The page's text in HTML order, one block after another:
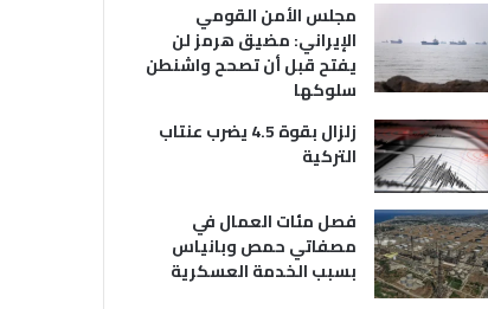
مجلس الأمن القومي
الإيراني: مضيق هرمز لن
يفتح قبل أن تصحح واشنطن
سلوكها
زلزال بقوة 4.5 يضرب عنتاب
التركية
فصل مئات العمال في
مصفاتي حمص وبانياس
بسبب الخدمة العسكرية